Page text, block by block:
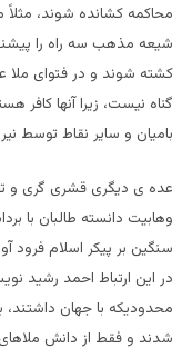
محاکمه کشانده شوند، مثلاً
شیعه مذهب سه راه را
کشته شوند و در فتوای ملا
گناه نیست، زیرا آنها
بامیان و سایر نقاط توسط
عده ی دیگری قشری گری و
وهابیت دانسته طالبان با
سنگین بر پیکر اسلام فرود
در این ارتباط احمد رشید
محدودیکه با جهان
شدند و فقط از دانش